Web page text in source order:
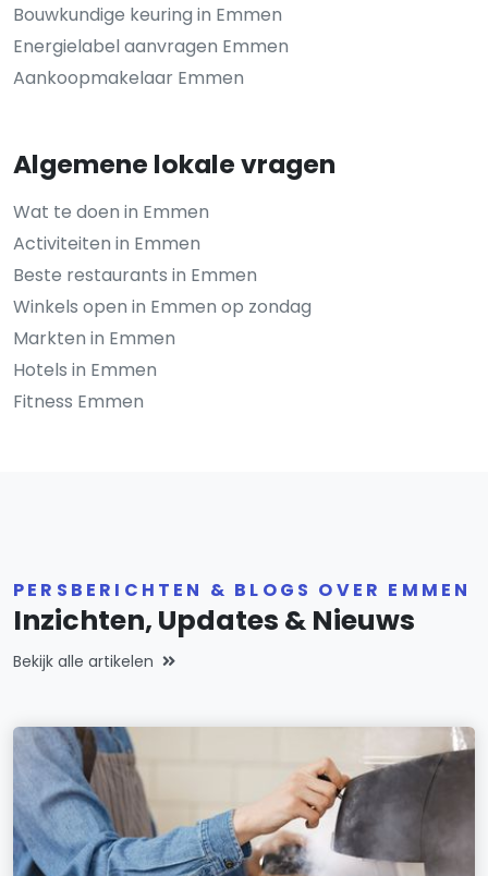
Bouwkundige keuring in Emmen
Energielabel aanvragen Emmen
Aankoopmakelaar Emmen
Algemene lokale vragen
Wat te doen in Emmen
Activiteiten in Emmen
Beste restaurants in Emmen
Winkels open in Emmen op zondag
Markten in Emmen
Hotels in Emmen
Fitness Emmen
PERSBERICHTEN & BLOGS OVER EMMEN
Inzichten, Updates & Nieuws
Bekijk alle artikelen